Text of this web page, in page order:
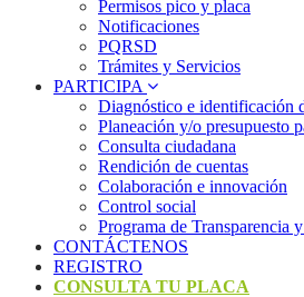
Permisos pico y placa
Notificaciones
PQRSD
Trámites y Servicios
PARTICIPA
Diagnóstico e identificación
Planeación y/o presupuesto
Consulta ciudadana
Rendición de cuentas
Colaboración e innovación
Control social
Programa de Transparencia
CONTÁCTENOS
REGISTRO
CONSULTA TU PLACA